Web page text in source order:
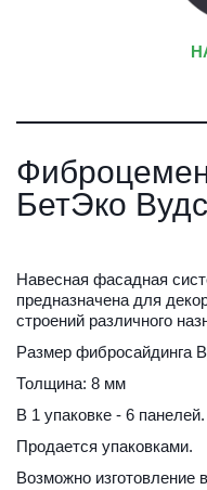
БетЭко
Навесная фасадная
предназначена для
строений различного
Размер фибросайдинга
Толщина: 8 мм
В 1 упаковке - 6 панелей.
Продается упаковками.
Возможно изготовление